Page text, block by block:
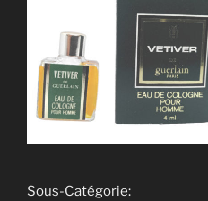
Sous-Catégorie: